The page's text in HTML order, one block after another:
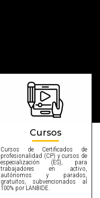
Cursos
Cursos de Certificados de
profesionalidad (CP) y cursos de
especialización (ES), para
trabajadores en activo,
autónomos y parados,
gratuitos, subvencionados al
100% por LANBIDE.